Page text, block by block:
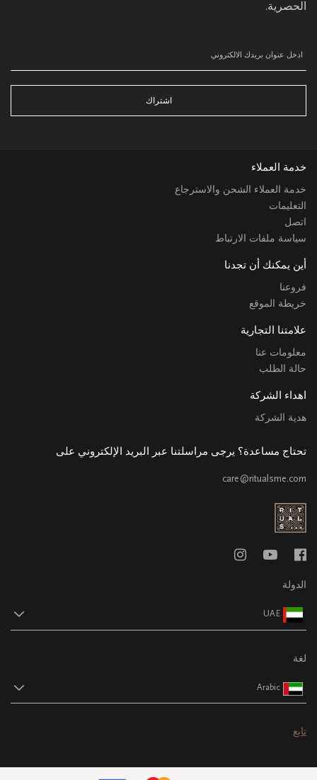
الحصرية.
اشتراك
خدمة العملاء
خدمة العملاء الشحن والاسترجاع
التعليمات
اتصل
سياسة ملفات الارتباط
أين يمكنك أن تجدنا
فروعنا
خريطة الموقع
علامتنا التجارية
معلومات عنا
حالة الطلب
اهداء الشركة
هدية الشركة
تحتاج مساعدة؟ يرجى مراسلتنا عبر البريد الإلكتروني على
care@ritualsme.com
الدولة
UAE
لغة
Arabic
تابع